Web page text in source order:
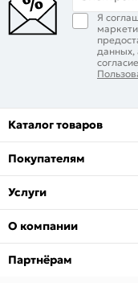
Я
данных,
Каталог товаров
Покупателям
Услуги
О компании
Партнёрам